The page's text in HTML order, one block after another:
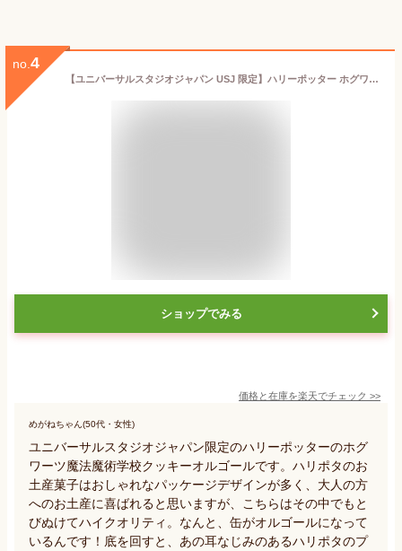
no. 4
【ユニバーサルスタジオジャパン USJ 限定】ハリーポッター ホグワーツ オルゴール 缶入りクッキー お土産 お菓子 ユニバ グッズ プレゼント (1個)
ショップでみる
価格と在庫を楽天でチェック >>
めがねちゃん(50代・女性)
ユニバーサルスタジオジャパン限定のハリーポッターのホグ
ワーツ魔法魔術学校クッキーオルゴールです。ハリポタのお
土産菓子はおしゃれなパッケージデザインが多く、大人の方
へのお土産に喜ばれると思いますが、こちらはその中でもと
びぬけてハイクオリティ。なんと、缶がオルゴールになって
いるんです！底を回すと、あの耳なじみのあるハリポタのプ